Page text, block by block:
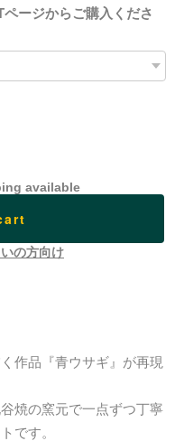
ージからご購入くださ
available
の方向け
作品『青ウサギ』が再現
焼の窯元で一点ずつ丁寧
です。